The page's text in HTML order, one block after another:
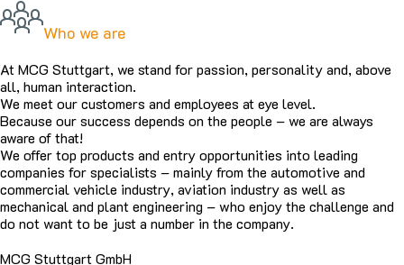
Who we are
At MCG Stuttgart, we stand for passion, personality and, above
all, human interaction.
We meet our customers and employees at eye level.
Because our success depends on the people – we are always
aware of that!
We offer top products and entry opportunities into leading
companies for specialists – mainly from the automotive and
commercial vehicle industry, aviation industry as well as
mechanical and plant engineering – who enjoy the challenge and
do not want to be just a number in the company.
MCG Stuttgart GmbH